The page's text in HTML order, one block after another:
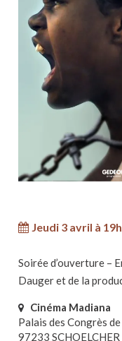
Jeudi 3 avril à
Soirée d’ouverture –
Dauger et de la
Cinéma Madiana
Palais des Congrès
97233 SCHOELCHER